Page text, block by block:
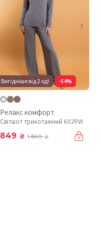
Вигідніше від 2 од! -54%
Релакс комфорт
Світшот трикотажний 602RW
849 ₴ 1 849₴